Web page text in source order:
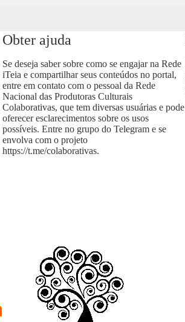
Obter ajuda
Se deseja saber sobre como se engajar na Rede
iTeia e compartilhar seus conteúdos no portal,
entre em contato com o pessoal da Rede
Nacional das Produtoras Culturais
Colaborativas, que tem diversas usuárias e pode
oferecer esclarecimentos sobre os usos
possíveis. Entre no grupo do Telegram e se
envolva com o projeto
https://t.me/colaborativas.